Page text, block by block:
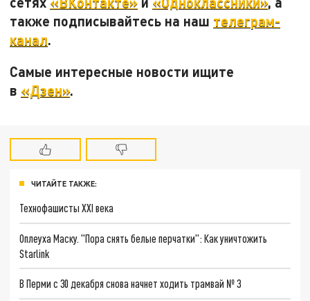
также подписывайтесь на наш телеграм-
канал.
Самые интересные новости ищите
в «Дзен».
ЧИТАЙТЕ ТАКЖЕ:
Технофашисты XXI века
Оплеуха Маску. "Пора снять белые перчатки": Как уничтожить
Starlink
В Перми с 30 декабря снова начнет ходить трамвай № 3